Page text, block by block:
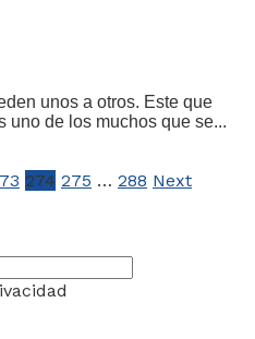
unos a otros. Este que
uno de los muchos que se...
274 275 … 288 Next